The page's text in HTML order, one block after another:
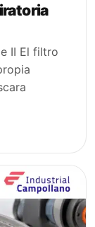
II El filtro